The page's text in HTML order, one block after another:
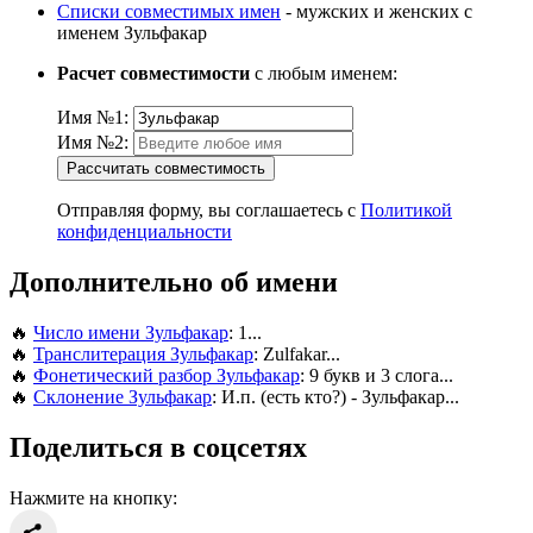
Списки совместимых имен - мужских и женских с
именем Зульфакар
Расчет совместимости с любым именем:
Имя №1:
Имя №2:
Рассчитать совместимость
Отправляя форму, вы соглашаетесь с Политикой
конфиденциальности
Дополнительно об имени
🔥 Число имени Зульфакар: 1...
🔥 Транслитерация Зульфакар: Zulfakar...
🔥 Фонетический разбор Зульфакар: 9 букв и 3 слога...
🔥 Склонение Зульфакар: И.п. (есть кто?) - Зульфакар...
Поделиться в соцсетях
Нажмите на кнопку: